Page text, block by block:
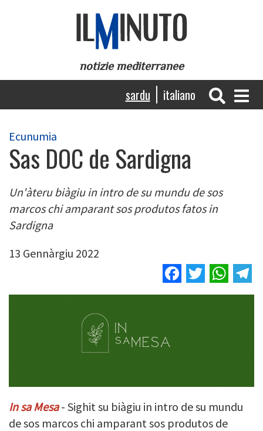
notizie mediterranee
Navigazione
principale
sardu italiano
Ecunumia
Sas DOC de Sardigna
Un'àteru biàgiu in intro de su mundu de sos
marcos chi amparant sos produtos fatos in
Sardigna
13 Gennàrgiu 2022
Facebook
Twitter
In sa Mesa- Sighit su biàgiu in intro de su mundu
de sos marcos chi amparant sos produtos de